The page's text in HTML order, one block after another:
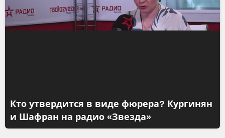
Кто утвердится в виде фюрера? Кургинян
и Шафран на радио «Звезда»